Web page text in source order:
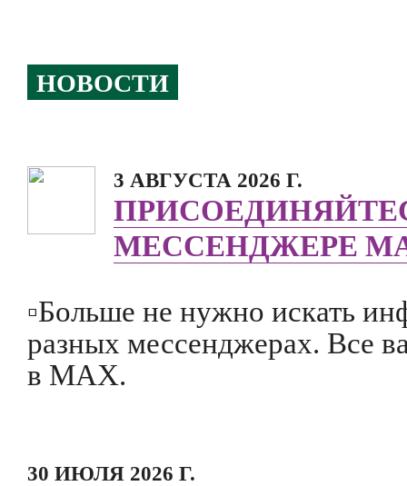
НОВОСТИ
3 АВГУСТА 2026 Г.
МЕССЕНДЖЕРЕ
▫️Больше не нужно искать
разных мессенджерах. Все
в МАХ.
30 ИЮЛЯ 2026 Г.